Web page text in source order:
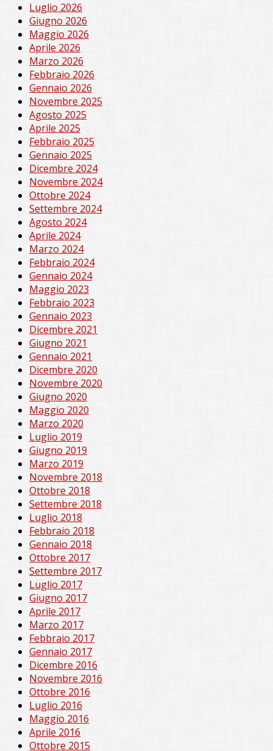
Luglio 2026
Giugno 2026
Maggio 2026
Aprile 2026
Marzo 2026
Febbraio 2026
Gennaio 2026
Novembre 2025
Agosto 2025
Aprile 2025
Febbraio 2025
Gennaio 2025
Dicembre 2024
Novembre 2024
Ottobre 2024
Settembre 2024
Agosto 2024
Aprile 2024
Marzo 2024
Febbraio 2024
Gennaio 2024
Maggio 2023
Febbraio 2023
Gennaio 2023
Dicembre 2021
Giugno 2021
Gennaio 2021
Dicembre 2020
Novembre 2020
Giugno 2020
Maggio 2020
Marzo 2020
Luglio 2019
Giugno 2019
Marzo 2019
Novembre 2018
Ottobre 2018
Settembre 2018
Luglio 2018
Febbraio 2018
Gennaio 2018
Ottobre 2017
Settembre 2017
Luglio 2017
Giugno 2017
Aprile 2017
Marzo 2017
Febbraio 2017
Gennaio 2017
Dicembre 2016
Novembre 2016
Ottobre 2016
Luglio 2016
Maggio 2016
Aprile 2016
Ottobre 2015